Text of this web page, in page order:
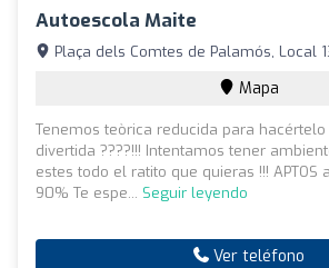
Autoescola Maite
Plaça dels Comtes de Palamós, Local
Mapa
Tenemos teòrica reducida para
divertida ????!!! Intentamos tener
estes todo el ratito que quieras !!!
90% Te espe... Seguir leyendo
Ver teléfono